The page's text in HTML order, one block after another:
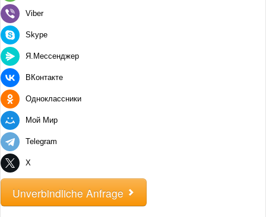
Viber
Skype
Я.Мессенджер
ВКонтакте
Одноклассники
Мой Мир
Telegram
X
Unverbindliche Anfrage